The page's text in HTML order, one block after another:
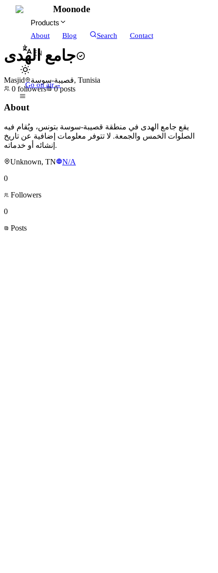
Moonode
Products
About
Blog Search Contact
EN
Go on air→
جامع الهدى
Masjid
قصيبة-سوسة, Tunisia
0 followers 0 posts
About
يقع جامع الهدى في منطقة قصيبة-سوسة بتونس، ويُقام فيه
الصلوات الخمس والجمعة. لا تتوفر معلومات إضافية عن تاريخ
إنشائه أو خدماته.
Unknown, TN
N/A
0
Followers
0
Posts